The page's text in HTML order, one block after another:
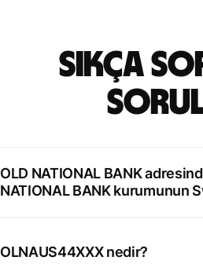
Sıkça
OLD NATIONAL BANK
NATIONAL BANK kurumunun
OLNAUS44XXX nedir?